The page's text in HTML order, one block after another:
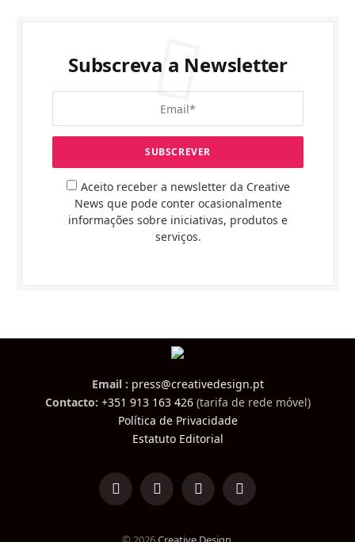
Subscreva a Newsletter
Aceito receber a newsletter da Creative
News que pode conter ocasionalmente
informações sobre iniciativas, produtos e
serviços.
Email : press@creativedesign.pt
Contacto: +351 913 163 426(tarifa de rede móvel)
Política de Privacidade
Estatuto Editorial
LinkedInFacebookInstagramTikTok